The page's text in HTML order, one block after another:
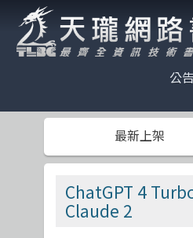
公告
天瓏門市春節營業公告
※電子發票使用說明※
天瓏日｜滿千折百
AI Coding
Machine Learning
Design Pattern
Prompt Engineering
全部分類
軟體測試
網站開發
碁峰資訊
滄海
機械工業
電子開發板
Make 國際中文版
最新上架
ChatGPT 4
Claude 2